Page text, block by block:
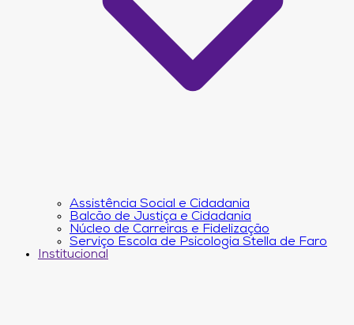
Assistência Social e Cidadania
Balcão de Justiça e Cidadania
Núcleo de Carreiras e Fidelização
Serviço Escola de Psicologia Stella de Faro
Institucional